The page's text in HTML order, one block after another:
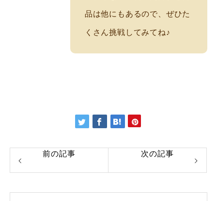
品は他にもあるので、ぜひた
くさん挑戦してみてね♪
前の記事 次の記事